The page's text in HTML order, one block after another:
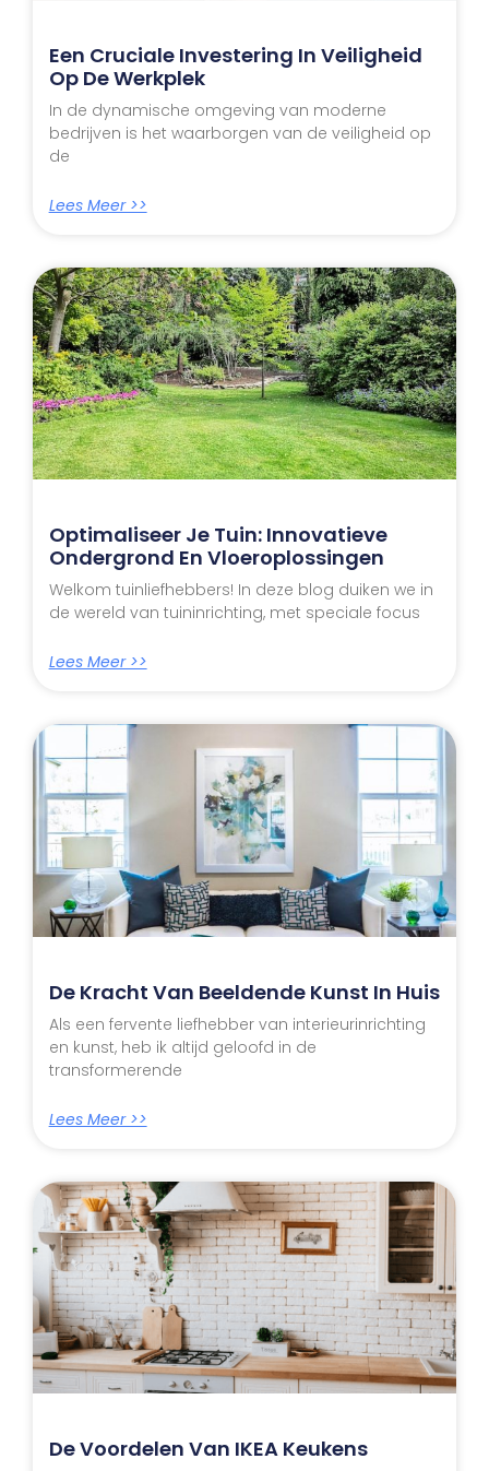
Een Cruciale Investering In Veiligheid
Op De Werkplek
In de dynamische omgeving van moderne
bedrijven is het waarborgen van de veiligheid op
de
Lees Meer >>
Optimaliseer Je Tuin: Innovatieve
Ondergrond En Vloeroplossingen
Welkom tuinliefhebbers! In deze blog duiken we in
de wereld van tuininrichting, met speciale focus
Lees Meer >>
De Kracht Van Beeldende Kunst In Huis
Als een fervente liefhebber van interieurinrichting
en kunst, heb ik altijd geloofd in de
transformerende
Lees Meer >>
De Voordelen Van IKEA Keukens